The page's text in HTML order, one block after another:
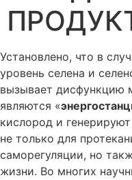
Установлено, что в
уровень селена и
вызывает дисфункцию
являются «
кислород и
не только для
саморегуляции, но
жизни. Во многих